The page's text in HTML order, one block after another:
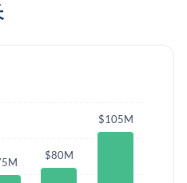
$80M
$105M